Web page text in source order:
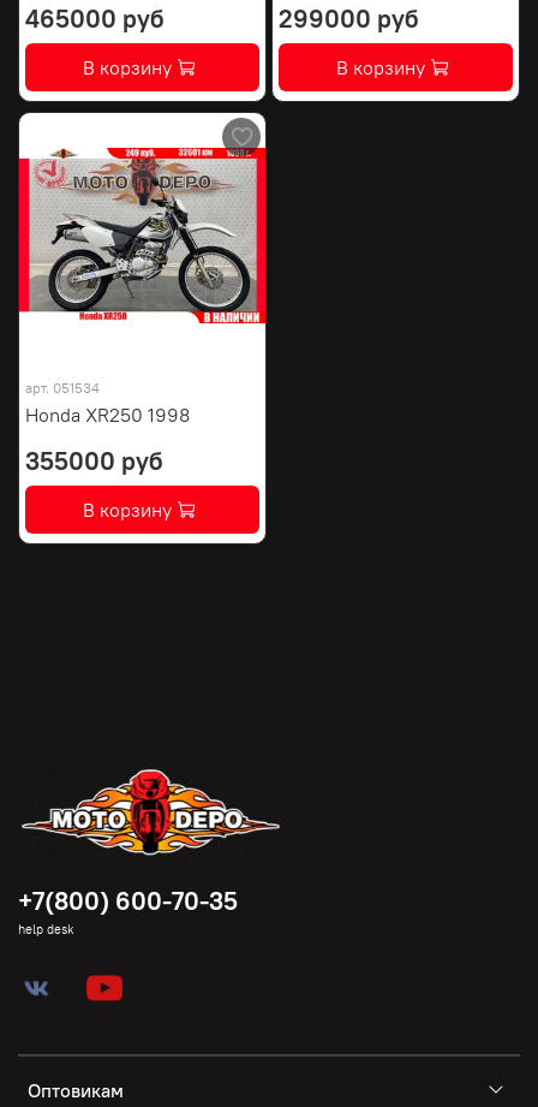
465000 руб
В корзину
299000 руб
В корзину
арт. 051534
Honda XR250 1998
355000 руб
В корзину
Оптовикам
+7(800) 600-70-35
help desk